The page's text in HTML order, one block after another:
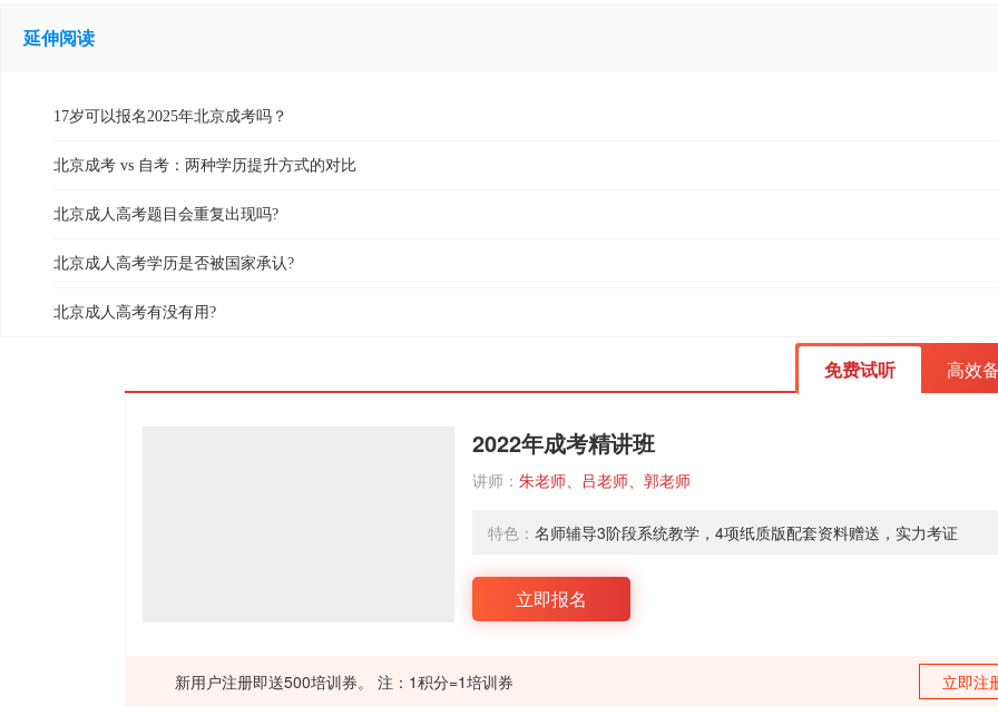
延伸阅读
17岁可以报名2025年北京成考吗？
北京成考 vs 自考：两种学历提升方式的对比
北京成人高考题目会重复出现吗?
北京成人高考学历是否被国家承认?
北京成人高考有没有用?
免费试听 高效
2022年成考精讲班
讲师： 朱老师、吕老师、郭老师
特色： 名师辅导3阶段系统教学，4项纸质版配套资料赠送，实力考证
立即报名
新用户注册即送500培训券。 注：1积分=1培训券 立即注